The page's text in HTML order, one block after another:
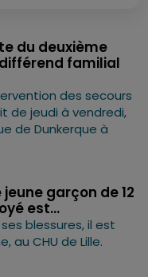
du deuxième
familial
des secours
de jeudi à vendredi,
de Dunkerque à
garçon de 12
est...
blessures, il est
au CHU de Lille.